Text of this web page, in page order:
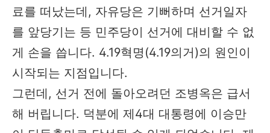
료를 떠났는데, 자유당은 기뻐하며 선거일자
를 앞당기는 등 민주당이 선거에 대비할 수 없
게 손을 씁니다. 4.19혁명(4.19의거)의 원인이
시작되는 지점입니다.
그런데, 선거 전에 돌아오려던 조병옥은 급서
해 버립니다. 덕분에 제4대 대통령에 이승만